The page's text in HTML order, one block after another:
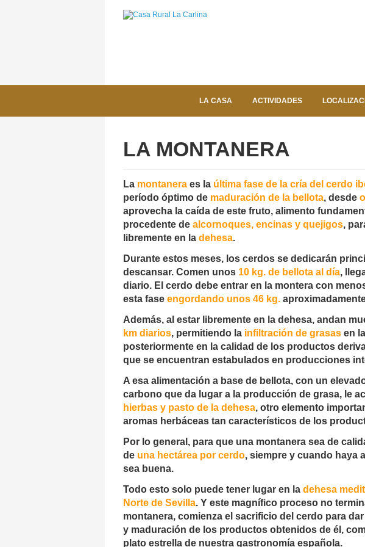
LA CASA ACTIVIDADES
LA MONTANERA
La montanera es la última fase de la cría del cerdo
período óptimo de maduración de la bellota, desde
aprovecha la caída de este fruto, alimento
procedente de alcornoques, encinas y quejigos,
libremente en la dehesa.
Durante estos meses, los cerdos se dedicarán
descansar. Comen unos 10 kg. de bellota al día,
diario. El cerdo debe entrar en la montera con
esta fase engordando unos 46 kg.
Además, al estar libremente en la dehesa, andan
km diarios, permitiendo la infiltración de grasas en
posteriormente en la calidad de los productos
que se encuentran estabulados en producciones
A esa alimentación a base de bellota, con un
carbono que da lugar a la producción de grasa, le
hierbas y pasto de la dehesa, otro elemento
aromas herbáceas tan característicos de los
Por lo general, para que una montanera sea de
de una hectárea por cerdo, siempre y cuando haya
sea buena.
Todo esto solo puede tener lugar en la dehesa
Norte de Sevilla. Y este magnífico proceso no
montanera, comienza el sacrificio del cerdo para
y maduración de los productos obtenidos de él,
plato estrella de nuestra gastronomía española.